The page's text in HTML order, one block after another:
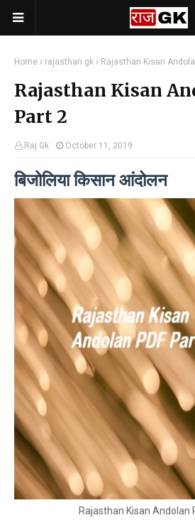
Home rajasthan gk Rajasthan Kisan
Rajasthan Kisan
Part 2
Raj Gk October 11, 2019
बिजोलिया किसान आंदोलन
Rajasthan Kisan Andolan